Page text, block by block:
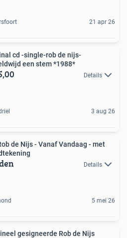
21 apr 26
cd -single-rob de nijs-
een stem *1988*
Details
3 aug 26
de Nijs - Vanaf Vandaag - met
Details
5 mei 26
gesigneerde Rob de Nijs